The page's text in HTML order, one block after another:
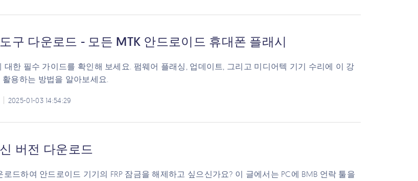
구 다운로드 - 모든 MTK 안드로이드 휴대폰 플래시
대한 필수 가이드를 확인해 보세요. 펌웨어 플래싱, 업데이트, 그리고 미디어텍 기기 수리에 이 강
용하는 방법을 알아보세요.
2025-01-03 14:54:29
버전 다운로드
로드하여 안드로이드 기기의 FRP 잠금을 해제하고 싶으신가요? 이 글에서는 PC에 BMB 언락 툴을